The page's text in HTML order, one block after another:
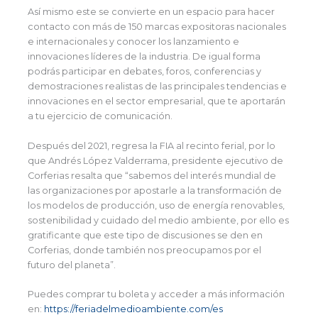
Así mismo este se convierte en un espacio para hacer
contacto con más de 150 marcas expositoras nacionales
e internacionales y conocer los lanzamiento e
innovaciones líderes de la industria. De igual forma
podrás participar en debates, foros, conferencias y
demostraciones realistas de las principales tendencias e
innovaciones en el sector empresarial, que te aportarán
a tu ejercicio de comunicación.
Después del 2021, regresa la FIA al recinto ferial, por lo
que Andrés López Valderrama, presidente ejecutivo de
Corferias resalta que “sabemos del interés mundial de
las organizaciones por apostarle a la transformación de
los modelos de producción, uso de energía renovables,
sostenibilidad y cuidado del medio ambiente, por ello es
gratificante que este tipo de discusiones se den en
Corferias, donde también nos preocupamos por el
futuro del planeta”.
Puedes comprar tu boleta y acceder a más información
en: https://feriadelmedioambiente.com/es